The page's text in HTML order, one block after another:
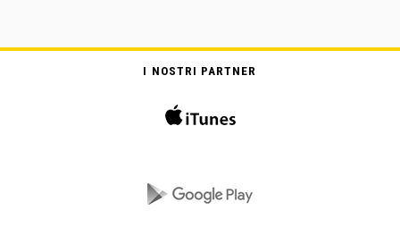
I NOSTRI PARTNER